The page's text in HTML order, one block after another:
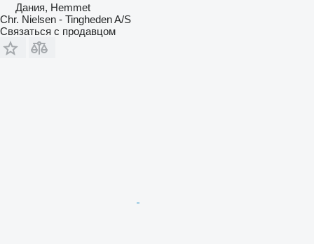
Дания, Hemmet
Chr. Nielsen - Tingheden A/S
Связаться с продавцом